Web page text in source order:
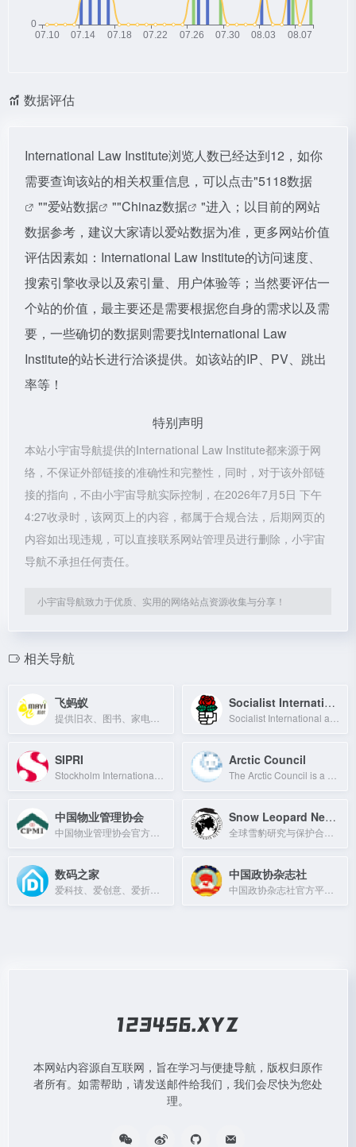
数据评估
International Law Institute浏览人数已经达到12，如你
需要查询该站的相关权重信息，可以点击"5118数据
""爱站数据 ""Chinaz数据
"进入；以目前的网站
数据参考，建议大家请以爱站数据为准，更多网站价值
评估因素如：International Law Institute的访问速度、
搜索引擎收录以及索引量、用户体验等；当然要评估一
个站的价值，最主要还是需要根据您自身的需求以及需
要，一些确切的数据则需要找International Law
Institute的站长进行洽谈提供。如该站的IP、PV、跳出
率等！
特别声明
本站小宇宙导航提供的International Law Institute都来源于网
络，不保证外部链接的准确性和完整性，同时，对于该外部链
接的指向，不由小宇宙导航实际控制，在2026年7月5日 下午
4:27收录时，该网页上的内容，都属于合规合法，后期网页的
内容如出现违规，可以直接联系网站管理员进行删除，小宇宙
导航不承担任何责任。
小宇宙导航致力于优质、实用的网络站点资源收集与分享！
相关导航
飞蚂蚁 Socialist International
SIPRI Arctic Council
中国物业管理协会 Snow Leopard Network
数码之家 中国政协杂志社
本网站内容源自互联网，旨在学习与便捷导航，版权归原作
者所有。如需帮助，请发送邮件给我们，我们会尽快为您处
理。